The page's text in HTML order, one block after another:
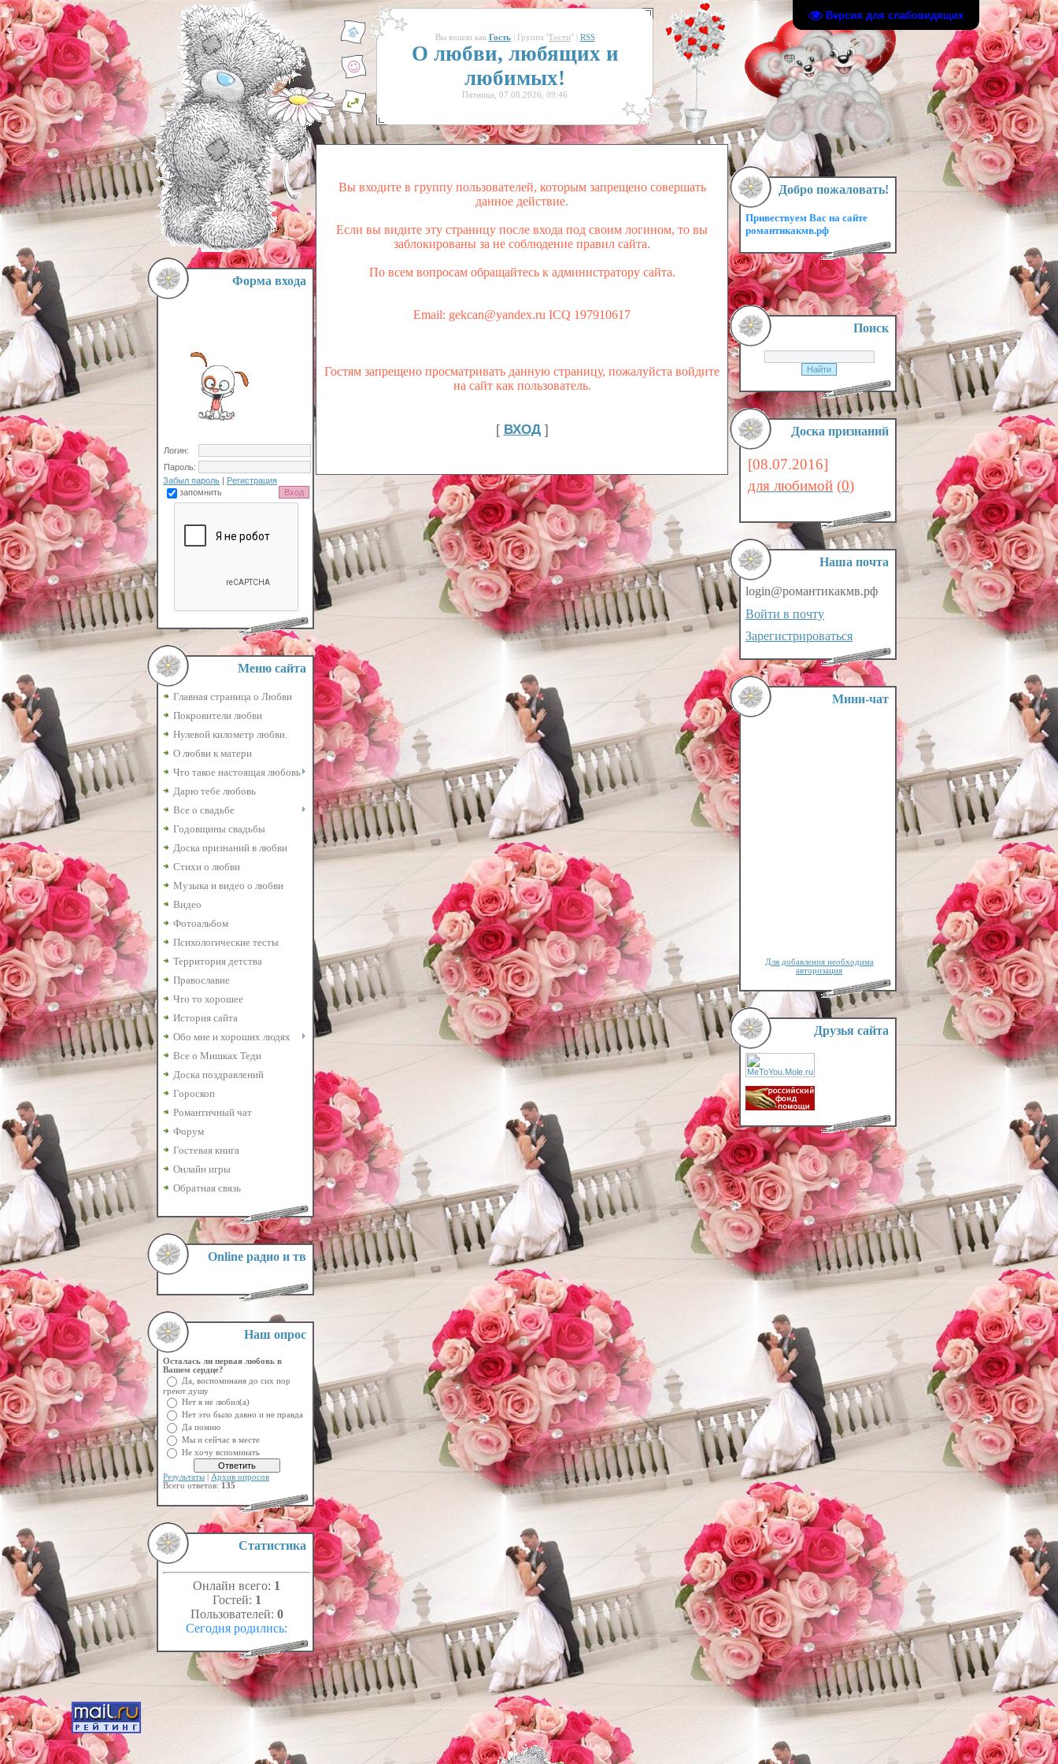
Версия для слабовидящих
Форма входа
Логин:
Пароль:
Забыл пароль | Регистрация
запомнить
Меню сайта
Главная страница о Любви
Покровители любви
Нулевой километр любви.
О любви к матери
Что такое настоящая любовь
Дарю тебе любовь
Все о свадьбе
Годовщины свадьбы
Доска признаний в любви
Стихи о любви
Музыка и видео о любви
Видео
Фотоальбом
Психологические тесты
Территория детства
Православие
Что то хорошее
История сайта
Обо мне и хороших людях
Все о Мишках Теди
Доска поздравлений
Гороскоп
Романтичный чат
Форум
Гостевая книга
Онлайн игры
Обратная связь
Online радио и тв
Наш опрос
Осталась ли первая любовь в
Вашем сердце?
Да, воспоминаня до сих пор
греют душу
Нет я не любил(а)
Нет это было давно и не правда
Да помню
Мы и сейчас в месте
Не хочу вспоминать
Результаты
Архив опросов
Всего ответов: 135
Статистика
Онлайн всего: 1
Гостей: 1
Пользователей: 0
Сегодня родились:
Вы вошли как Гость| Группа "Гости" | RSS
О любви, любящих и
любимых!
Пятница, 07.08.2026, 09:46
Вы входите в группу пользователей, которым запрещено совершать
данное действие.
Если вы видите эту страницу после входа под своим логином, то вы
заблокированы за не соблюдение правил сайта.
По всем вопросам обращайтесь к администратору сайта.
Email: gekcan@yandex.ru ICQ 197910617
Гостям запрещено просматривать данную страницу, пожалуйста войдите
на сайт как пользователь.
[ ВХОД]
Добро пожаловать!
Привествуем Вас на сайте
романтикакмв.рф
Поиск
Доска признаний
[08.07.2016]
для любимой (0)
Наша почта
login@романтикакмв.рф
Войти в почту
Зарегистрироваться
Мини-чат
Для добавления необходима
авторизация
Друзья сайта